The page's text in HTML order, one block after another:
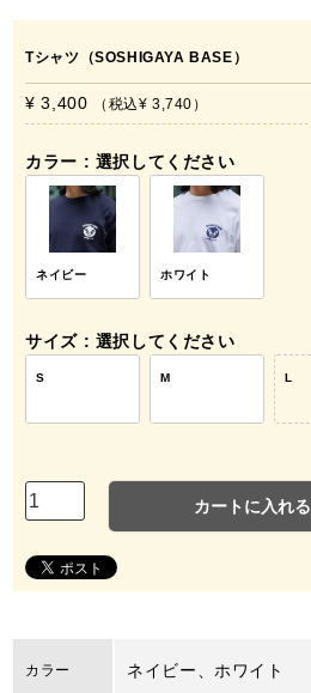
Tシャツ（SOSHIGAYA BASE）
¥ 3,400 税込¥ 3,740
カラー 選択してください
ネイビー ホワイト
サイズ 選択してください
S M L
カートに入れる
カラー ネイビー、ホワイト